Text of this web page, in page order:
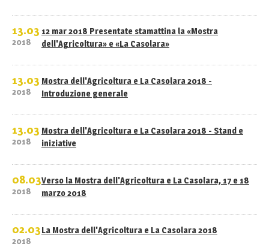
13.03
2018
12 mar 2018 Presentate stamattina la «Mostra
dell'Agricoltura» e «La Casolara»
13.03
2018
Mostra dell'Agricoltura e La Casolara 2018 -
Introduzione generale
13.03
2018
Mostra dell'Agricoltura e La Casolara 2018 - Stand e
iniziative
08.03
2018
Verso la Mostra dell'Agricoltura e La Casolara, 17 e 18
marzo 2018
02.03
2018
La Mostra dell'Agricoltura e La Casolara 2018